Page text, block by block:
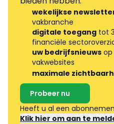
wekelijkse
vakbranche
digitale toegang tot
financiële
uw bedrijfsnieuws
vakwebsites
maximale
Probeer nu
Heeft u al een
Klik hier om aan te